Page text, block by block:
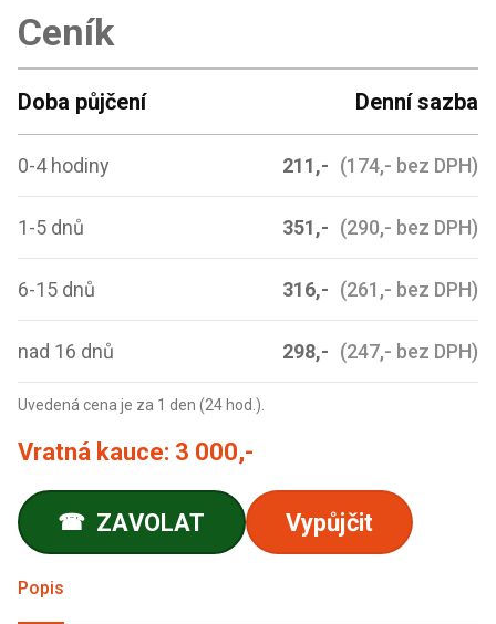
Ceník
Doba půjčení Denní sazba
0-4 hodiny 211,- (174,- bez DPH)
1-5 dnů 351,- (290,- bez DPH)
6-15 dnů 316,- (261,- bez DPH)
nad 16 dnů 298,- (247,- bez DPH)
Uvedená cena je za 1 den (24 hod.).
Vratná kauce: 3 000,-
☎ ZAVOLAT Vypůjčit
Popis